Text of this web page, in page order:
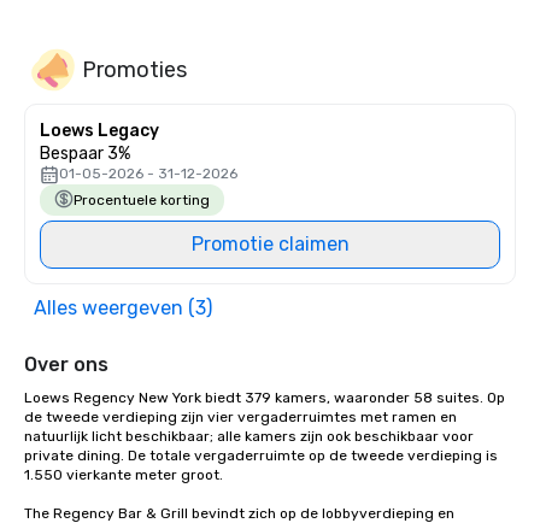
Promoties
Loews Legacy
Bespaar 3%
01-05-2026 - 31-12-2026
Procentuele korting
Promotie claimen
Alles weergeven (3)
Over ons
Loews Regency New York biedt 379 kamers, waaronder 58 suites. Op
de tweede verdieping zijn vier vergaderruimtes met ramen en
natuurlijk licht beschikbaar; alle kamers zijn ook beschikbaar voor
private dining. De totale vergaderruimte op de tweede verdieping is
1.550 vierkante meter groot.
The Regency Bar & Grill bevindt zich op de lobbyverdieping en